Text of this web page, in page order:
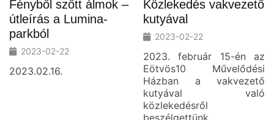
Fényből szőtt álmok –
útleírás a Lumina-
parkból
2023-02-22
2023.02.16.
Közlekedés vakvezető
kutyával
2023-02-22
2023. február 15-én az
Eötvös10 Művelődési
Házban a vakvezető
kutyával való
közlekedésről
beszélgettünk.